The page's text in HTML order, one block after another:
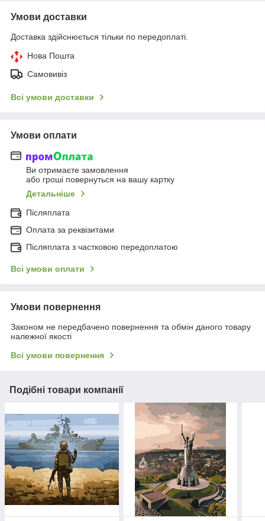
Умови доставки
Доставка здійснюється тільки по передоплаті.
Нова Пошта
Самовивіз
Всі умови доставки
Умови оплати
Ви отримаєте замовлення
або гроші повернуться на вашу картку
Детальніше
Післяплата
Оплата за реквізитами
Післяплата з частковою передоплатою
Всі умови оплати
Умови повернення
Законом не передбачено повернення та обмін даного товару
належної якості
Всі умови повернення
Подібні товари компанії